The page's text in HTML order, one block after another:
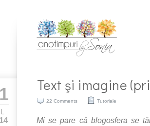
Text şi imagine
22 Comments Tutoriale
Mi se pare că blogosfera se